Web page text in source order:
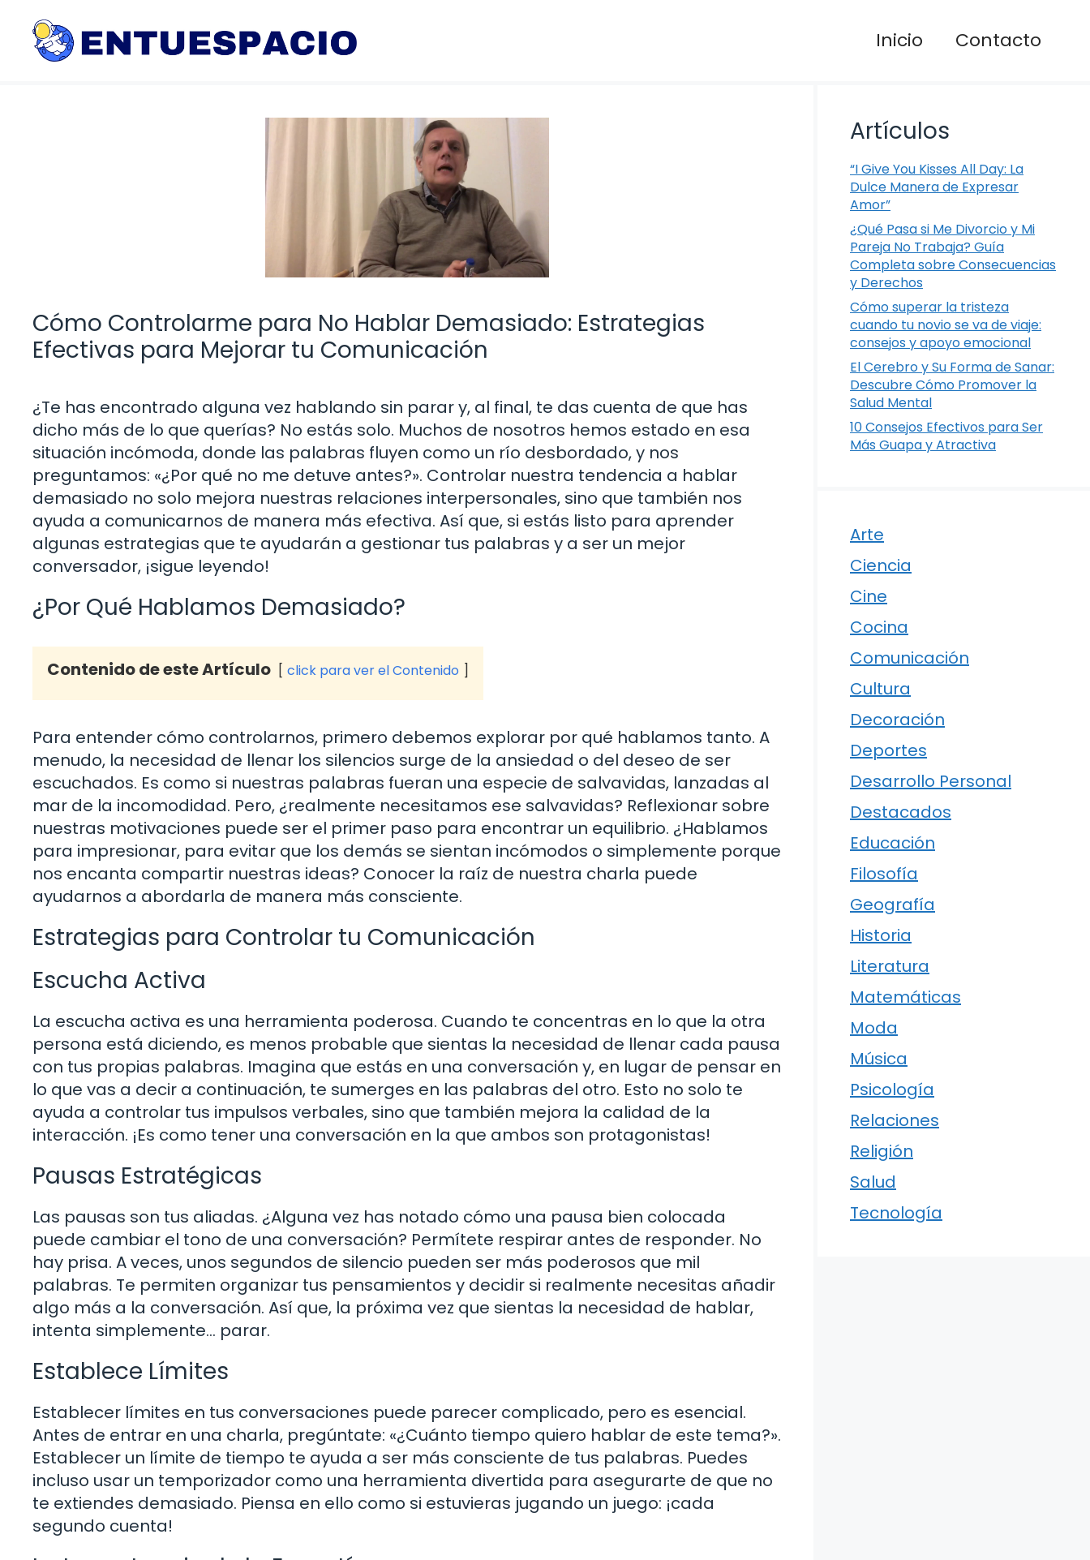
contenido
Inicio Contacto
Cómo Controlarme para No Hablar Demasiado: Estrategias
Efectivas para Mejorar tu Comunicación
¿Te has encontrado alguna vez hablando sin parar y, al final, te das cuenta de que has
dicho más de lo que querías? No estás solo. Muchos de nosotros hemos estado en esa
situación incómoda, donde las palabras fluyen como un río desbordado, y nos
preguntamos: «¿Por qué no me detuve antes?». Controlar nuestra tendencia a hablar
demasiado no solo mejora nuestras relaciones interpersonales, sino que también nos
ayuda a comunicarnos de manera más efectiva. Así que, si estás listo para aprender
algunas estrategias que te ayudarán a gestionar tus palabras y a ser un mejor
conversador, ¡sigue leyendo!
¿Por Qué Hablamos Demasiado?
Contenido de este Artículo click para ver el Contenido
Para entender cómo controlarnos, primero debemos explorar por qué hablamos tanto. A
menudo, la necesidad de llenar los silencios surge de la ansiedad o del deseo de ser
escuchados. Es como si nuestras palabras fueran una especie de salvavidas, lanzadas al
mar de la incomodidad. Pero, ¿realmente necesitamos ese salvavidas? Reflexionar sobre
nuestras motivaciones puede ser el primer paso para encontrar un equilibrio. ¿Hablamos
para impresionar, para evitar que los demás se sientan incómodos o simplemente porque
nos encanta compartir nuestras ideas? Conocer la raíz de nuestra charla puede
ayudarnos a abordarla de manera más consciente.
Estrategias para Controlar tu Comunicación
Escucha Activa
La escucha activa es una herramienta poderosa. Cuando te concentras en lo que la otra
persona está diciendo, es menos probable que sientas la necesidad de llenar cada pausa
con tus propias palabras. Imagina que estás en una conversación y, en lugar de pensar en
lo que vas a decir a continuación, te sumerges en las palabras del otro. Esto no solo te
ayuda a controlar tus impulsos verbales, sino que también mejora la calidad de la
interacción. ¡Es como tener una conversación en la que ambos son protagonistas!
Pausas Estratégicas
Las pausas son tus aliadas. ¿Alguna vez has notado cómo una pausa bien colocada
puede cambiar el tono de una conversación? Permítete respirar antes de responder. No
hay prisa. A veces, unos segundos de silencio pueden ser más poderosos que mil
palabras. Te permiten organizar tus pensamientos y decidir si realmente necesitas añadir
algo más a la conversación. Así que, la próxima vez que sientas la necesidad de hablar,
intenta simplemente… parar.
Establece Límites
Establecer límites en tus conversaciones puede parecer complicado, pero es esencial.
Antes de entrar en una charla, pregúntate: «¿Cuánto tiempo quiero hablar de este tema?».
Establecer un límite de tiempo te ayuda a ser más consciente de tus palabras. Puedes
incluso usar un temporizador como una herramienta divertida para asegurarte de que no
te extiendes demasiado. Piensa en ello como si estuvieras jugando un juego: ¡cada
segundo cuenta!
Artículos
“I Give You Kisses All Day: La
Dulce Manera de Expresar
Amor”
¿Qué Pasa si Me Divorcio y Mi
Pareja No Trabaja? Guía
Completa sobre Consecuencias
y Derechos
Cómo superar la tristeza
cuando tu novio se va de viaje:
consejos y apoyo emocional
El Cerebro y Su Forma de Sanar:
Descubre Cómo Promover la
Salud Mental
10 Consejos Efectivos para Ser
Más Guapa y Atractiva
Arte
Ciencia
Cine
Cocina
Comunicación
Cultura
Decoración
Deportes
Desarrollo Personal
Destacados
Educación
Filosofía
Geografía
Historia
Literatura
Matemáticas
Moda
Música
Psicología
Relaciones
Religión
Salud
Tecnología